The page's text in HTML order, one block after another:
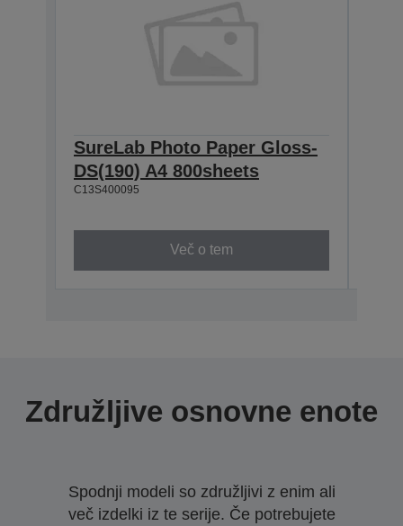
SureLab Photo Paper Gloss-
DS(190) A4 800sheets
C13S400095
Več o tem
Združljive osnovne enote
Spodnji modeli so združljivi z enim ali
več izdelki iz te serije. Če potrebujete